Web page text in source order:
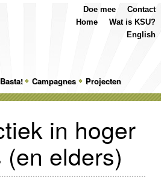
Basta! Campagnes
Projecten
Contact
Doe mee
Wat is KSU?
Home
English
in hoger
elders)